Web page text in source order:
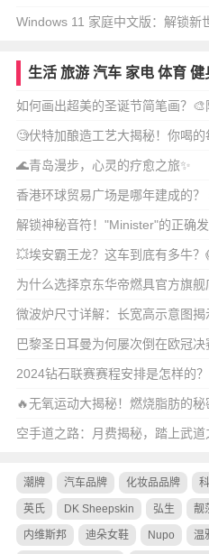
Windows 11 家庭中文版：解锁新
生活 旅游 汽车 家电 体育 健
如何画出超美的圣诞节简笔画？
🧐伏特加酿造工艺大揭秘！你喝的
🌊青岛漫步，心灵的疗愈之旅✨
香港环球贸易广场是哪年建成的？
解锁神秘音符！"Minister"的正确
💥埃安霸王龙？这车到底有多牛？
为什么选择京东华帝燃具官方旗
微波炉尺寸详解：长宽高示意图揭
巴黎圣日耳曼为何屡次倒在欧冠决
2024钻石联赛赛程安排是怎样的
🔥无氧运动大揭秘！燃烧脂肪的秘
空手道之路：月费揭秘，踏上武道
潮牌 汽车品牌 化妆品品牌
英氏 DK Sheepskin 弘生 靓
内维斯邦 迪朵女鞋 Nupo 温